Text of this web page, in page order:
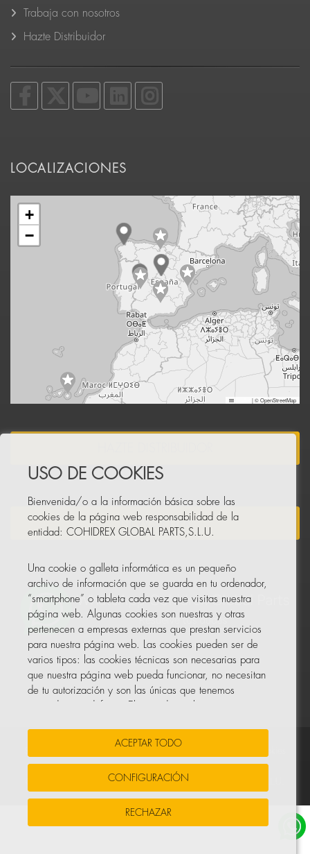
Trabaja con nosotros
Hazte Distribuidor
LOCALIZACIONES
+
−
|© OpenStreetMap
NEWSLETTER
© Todos los derechos reservados, COHIDREX GLOBAL PARTS, S.L.U.
USO DE COOKIES
Bienvenida/o a la información básica sobre las
cookies de la página web responsabilidad de la
entidad: COHIDREX GLOBAL PARTS,S.L.U.
Una cookie o galleta informática es un pequeño
archivo de información que se guarda en tu ordenador,
“smartphone” o tableta cada vez que visitas nuestra
página web. Algunas cookies son nuestras y otras
pertenecen a empresas externas que prestan servicios
para nuestra página web. Las cookies pueden ser de
varios tipos: las cookies técnicas son necesarias para
que nuestra página web pueda funcionar, no necesitan
de tu autorización y son las únicas que tenemos
personales.
Puedes aceptar todas estas cookies pulsando el botón
ACEPTAR TODO o configurarlas o rechazar su uso
ACEPTAR TODO
CONFIGURACIÓN
RECHAZAR